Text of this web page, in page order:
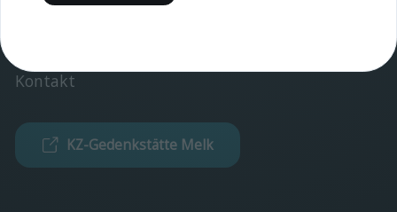
Partner
Kontakt
KZ-Gedenkstätte Melk